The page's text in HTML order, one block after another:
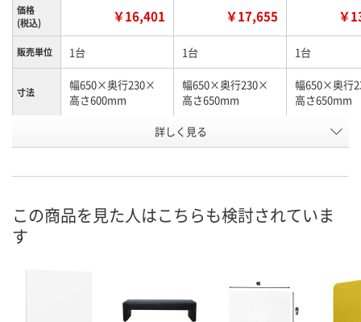
価格
(税込)
￥16,401 ￥17,655 ￥
販売単位 1台 1台 1台
寸法
幅650×奥行230×
高さ600mm
幅650×奥行230×
高さ650mm
幅650×奥行
高さ650mm
パネル：透明、金具：
ホワイト
パネル：クリアフロ
スト、金具：ホワイト
パネル：透明
ホワイト
お申込番
在庫 直送品 直送品 直送品
詳しく見る
この商品を見た人はこちらも検討されていま
す